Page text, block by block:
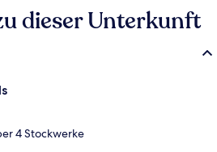
Angebot sehr gut.
dieser Unterkunft
4 Stockwerke